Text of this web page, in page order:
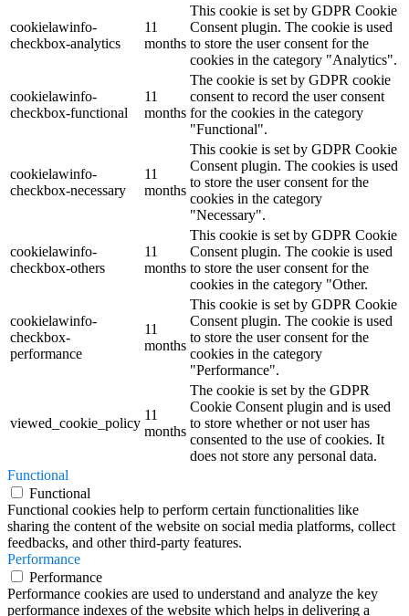
cookielawinfo-
checkbox-analytics
11
months
This cookie is set by GDPR Cookie
Consent plugin. The cookie is used
to store the user consent for the
cookies in the category "Analytics".
cookielawinfo-
checkbox-functional
11
months
The cookie is set by GDPR cookie
consent to record the user consent
for the cookies in the category
"Functional".
cookielawinfo-
checkbox-necessary
11
months
This cookie is set by GDPR Cookie
Consent plugin. The cookies is used
to store the user consent for the
cookies in the category
"Necessary".
cookielawinfo-
checkbox-others
11
months
This cookie is set by GDPR Cookie
Consent plugin. The cookie is used
to store the user consent for the
cookies in the category "Other.
cookielawinfo-
checkbox-
performance
11
months
This cookie is set by GDPR Cookie
Consent plugin. The cookie is used
to store the user consent for the
cookies in the category
"Performance".
viewed_cookie_policy
11
months
The cookie is set by the GDPR
Cookie Consent plugin and is used
to store whether or not user has
consented to the use of cookies. It
does not store any personal data.
Functional
Functional
Functional cookies help to perform certain functionalities like
sharing the content of the website on social media platforms, collect
feedbacks, and other third-party features.
Performance
Performance
Performance cookies are used to understand and analyze the key
performance indexes of the website which helps in delivering a